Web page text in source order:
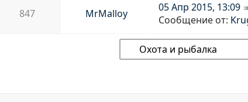
847 MrMalloy
05 Апр 2015, 13:09
Сообщение от: